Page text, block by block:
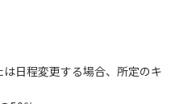
日程変更する場合、所定のキ